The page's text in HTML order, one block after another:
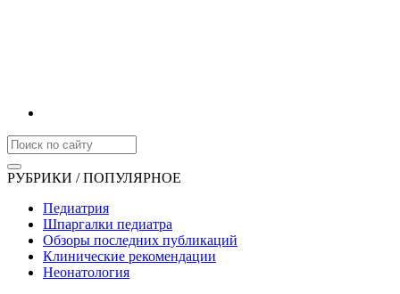
РУБРИКИ / ПОПУЛЯРНОЕ
Педиатрия
Шпаргалки педиатра
Обзоры последних публикаций
Клинические рекомендации
Неонатология